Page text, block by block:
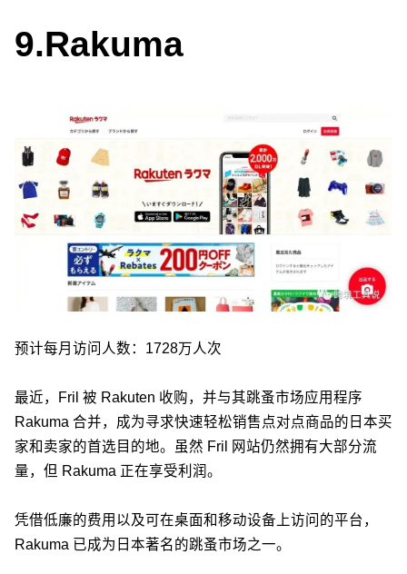
9.Rakuma
预计每月访问人数：1728万人次
最近，Fril 被 Rakuten 收购，并与其跳蚤市场应用程序
Rakuma 合并，成为寻求快速轻松销售点对点商品的日本买
家和卖家的首选目的地。虽然 Fril 网站仍然拥有大部分流
量，但 Rakuma 正在享受利润。
凭借低廉的费用以及可在桌面和移动设备上访问的平台，
Rakuma 已成为日本著名的跳蚤市场之一。